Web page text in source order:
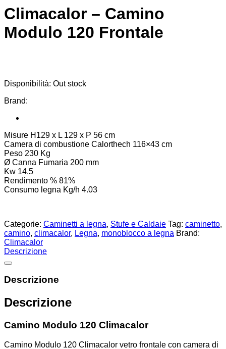
Climacalor – Camino
Modulo 120 Frontale
Disponibilità: Out stock
Brand:
Misure H129 x L 129 x P 56 cm
Camera di combustione Calorthech 116×43 cm
Peso 230 Kg
Ø Canna Fumaria 200 mm
Kw 14.5
Rendimento % 81%
Consumo legna Kg/h 4.03
Categorie: Caminetti a legna, Stufe e Caldaie Tag: caminetto,
camino, climacalor, Legna, monoblocco a legna Brand:
Climacalor
Descrizione
Descrizione
Descrizione
Camino Modulo 120 Climacalor
Camino Modulo 120 Climacalor vetro frontale con camera di